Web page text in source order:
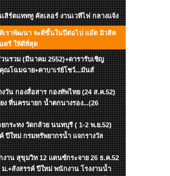
สิร์ตแทททู คัลเลอร์ งานเวทีไฟ กลางแจ้ง
เราพัฒนา จะดีขึ้นในปีต่อไป แอ๊ด มิวสิค
ตรี ให้ดีที่สุด
นรวม (มีนาคม 2552)+ดารารับเชิญ
ณโฉมฉาย+คาบาเร่ย์โชว์...มันส์
งวัน กองสื่อสาร กองทัพไทย (24 ส.ค.52)
ง ที่นครนายก น้ำตกนางรอง...(26
กระทง วัดกล้วย นนทบุรี ( 1-2 พ.ย.52)
ปีใหม่ กรมทรัพยากรน้ำ แจกรางวัล
าน สุขุมวิท 12 แดนซ์กระจาย 26 ธ.ค.52
.+สังสรรค์ ปีใหม่ พนักงาน โรงงานน้ำ